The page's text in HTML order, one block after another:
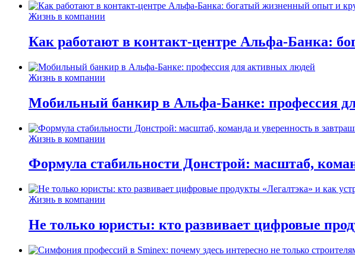
Жизнь в компании
Как работают в контакт-центре Альфа-Банка:
Жизнь в компании
Мобильный банкир в Альфа-Банке: профессия
Жизнь в компании
Формула стабильности Донстрой: масштаб,
Жизнь в компании
Не только юристы: кто развивает цифровые